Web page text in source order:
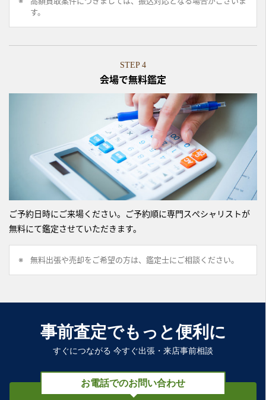
す。
STEP 4
会場で無料鑑定
ご予約日時にご来場ください。ご予約順に専門スぺシャリストが
無料にて鑑定させていただきます。
無料出張や売却をご希望の方は、鑑定士にご相談ください。
事前査定でもっと便利に
すぐにつながる 今すぐ出張・来店事前相談
お電話でのお問い合わせ